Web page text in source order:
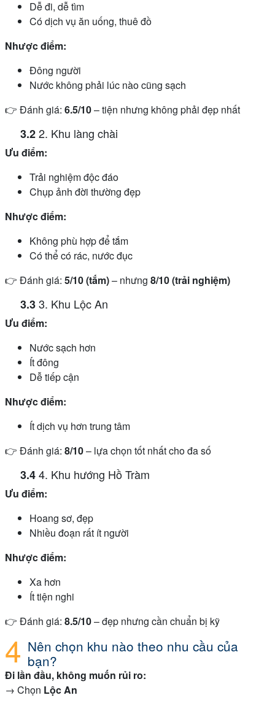
Dễ đi, dễ tìm
Có dịch vụ ăn uống, thuê đồ
Nhược điểm:
Đông người
Nước không phải lúc nào cũng sạch
👉 Đánh giá: 6.5/10– tiện nhưng không phải đẹp nhất
2. Khu làng chài
Ưu điểm:
Trải nghiệm độc đáo
Chụp ảnh đời thường đẹp
Nhược điểm:
Không phù hợp để tắm
Có thể có rác, nước đục
👉 Đánh giá: 5/10 (tắm)– nhưng 8/10 (trải nghiệm)
3. Khu Lộc An
Ưu điểm:
Nước sạch hơn
Ít đông
Dễ tiếp cận
Nhược điểm:
Ít dịch vụ hơn trung tâm
👉 Đánh giá: 8/10– lựa chọn tốt nhất cho đa số
4. Khu hướng Hồ Tràm
Ưu điểm:
Hoang sơ, đẹp
Nhiều đoạn rất ít người
Nhược điểm:
Xa hơn
Ít tiện nghi
👉 Đánh giá: 8.5/10– đẹp nhưng cần chuẩn bị kỹ
Nên chọn khu nào theo nhu cầu của
bạn?
Đi lần đầu, không muốn rủi ro:
→ Chọn Lộc An